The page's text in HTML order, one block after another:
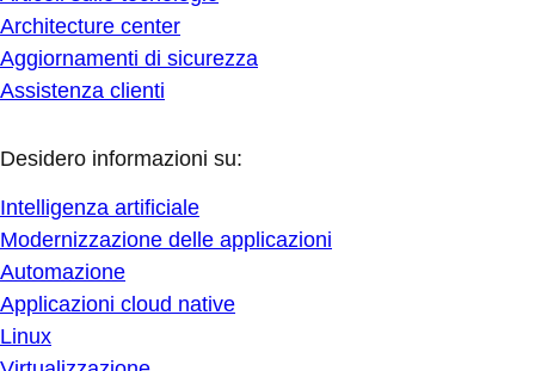
Architecture center
Aggiornamenti di sicurezza
Assistenza clienti
Desidero informazioni su:
Intelligenza artificiale
Modernizzazione delle applicazioni
Automazione
Applicazioni cloud native
Linux